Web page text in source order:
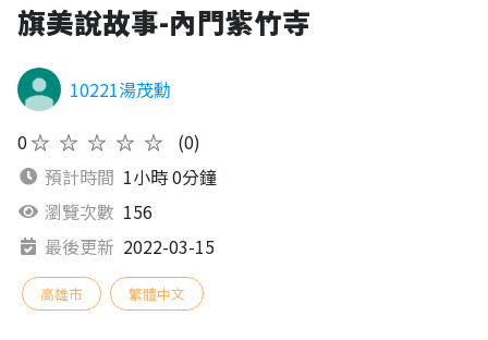
旗美說故事-內門紫竹寺
10221湯茂勳
0★★★★★
(0)
預計時間 1小時 0分鐘
瀏覽次數 156
最後更新 2022-03-15
高雄市 繁體中文